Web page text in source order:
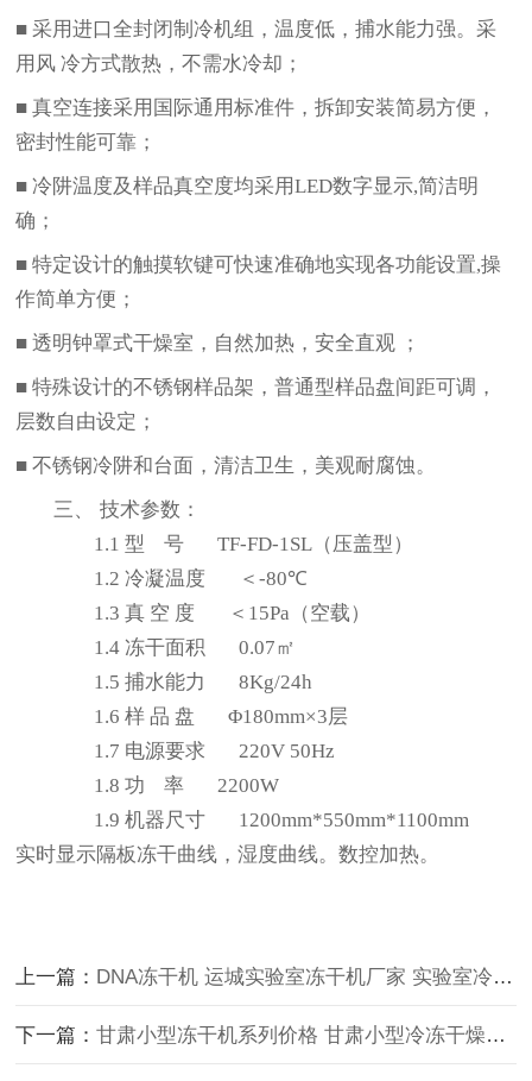
■ 采用进口全封闭制冷机组，温度低，捕水能力强。采
用风 冷方式散热，不需水冷却 ；
■真空连接采用国际通用标准件，拆卸安装简易方便，
密封性能可靠 ；
■冷阱温度及样品真空度均采用LED数字显示,简洁明
确 ；
■特定设计的触摸软键可快速准确地实现各功能设置,操
作简单方便 ；
■透明钟罩式干燥室，自然加热，安全直观 ；
■特殊设计的不锈钢样品架，普通型样品盘间距可调，
层数自由设定 ；
■ 不锈钢冷阱和台面，清洁卫生，美观耐腐蚀。
三、技术参数：
1.1型 号 TF-FD-1SL （压盖型）
1.2冷凝温度 ＜-80℃
1.3真 空 度 ＜ 15Pa （空载）
1.4冻干面积 0.07㎡
1.5捕水能力
8Kg/24h
1.6样 品 盘 Φ180mm×3层
1.7 电源要求
220V 50Hz
1.8功 率 2200W
1.9机器尺寸 1200mm*550mm*1100mm
实时显示隔板冻干曲线，湿度曲线。数控加热。
上一篇： DNA冻干机 运城实验室冻干机厂家 实验室冷冻干燥机生产
下一篇：甘肃小型冻干机系列价格 甘肃小型冷冻干燥机价格 公主岭小型冻干机